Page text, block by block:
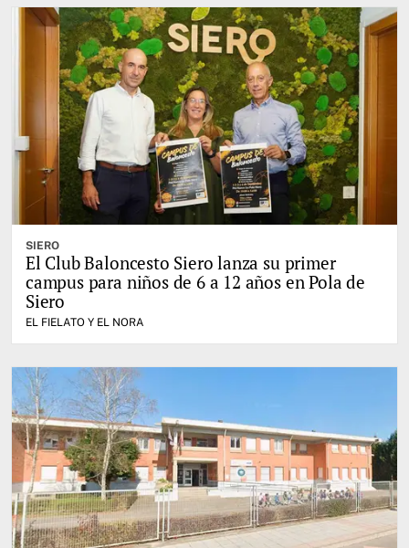
SIERO
El Club Baloncesto Siero lanza su primer
campus para niños de 6 a 12 años en Pola de
Siero
EL FIELATO Y EL NORA